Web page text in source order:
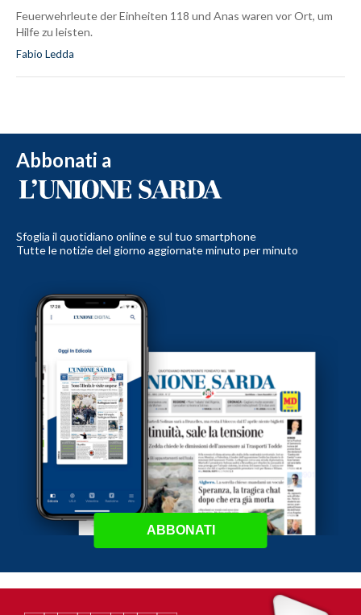
Feuerwehrleute der Einheiten 118 und Anas waren vor Ort, um
Hilfe zu leisten.
Fabio Ledda
Abbonati a
Sfoglia il quotidiano online e sul tuo smartphone
Tutte le notizie del giorno aggiornate minuto per minuto
ABBONATI